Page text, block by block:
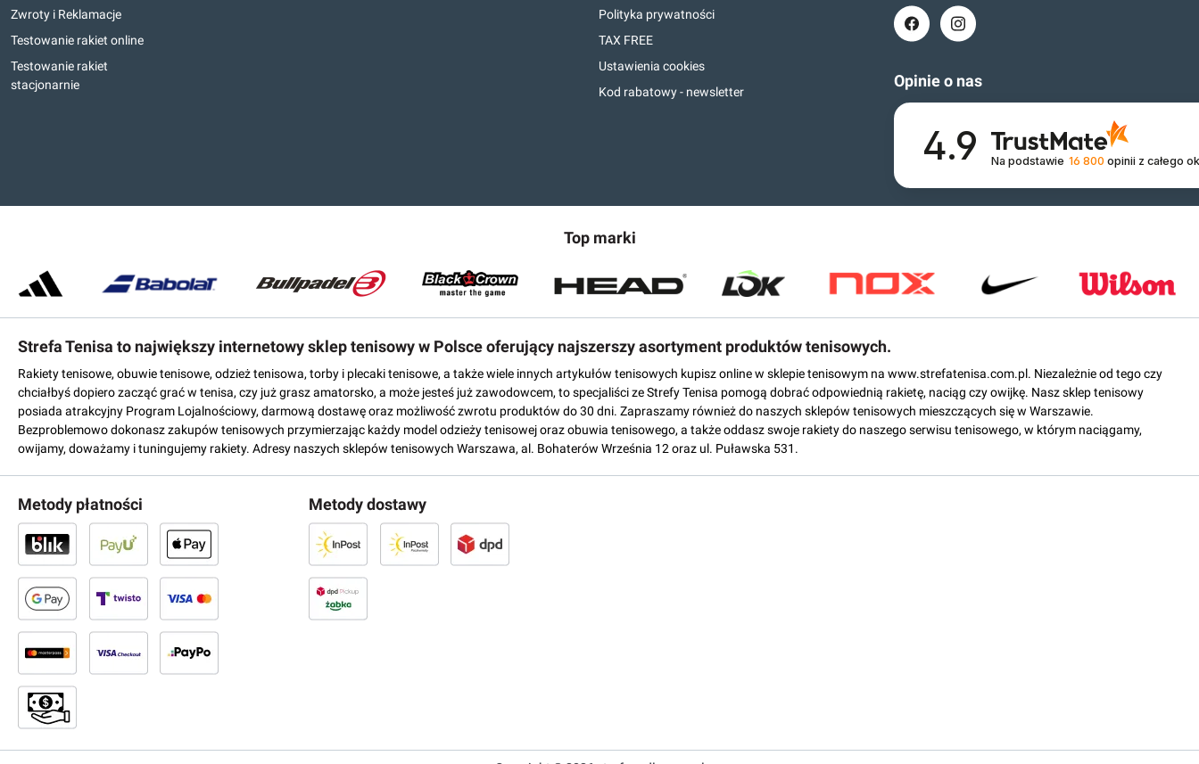
Zwroty i Reklamacje
Testowanie rakiet online
Testowanie rakiet
stacjonarnie
Polityka prywatności
TAX FREE
Ustawienia cookies
Kod rabatowy - newsletter
Opinie o nas
4.9 Na podstawie 16 800 opinii z całego
Top marki
Strefa Tenisa to największy internetowy sklep tenisowy w Polsce oferujący najszerszy asortyment produktów tenisowych.
Rakiety tenisowe, obuwie tenisowe, odzież tenisowa, torby i plecaki tenisowe, a także wiele innych artykułów tenisowych kupisz online w sklepie tenisowym na www.strefatenisa.com.pl. Niezależnie od tego czy
chciałbyś dopiero zacząć grać w tenisa, czy już grasz amatorsko, a może jesteś już zawodowcem, to specjaliści ze Strefy Tenisa pomogą dobrać odpowiednią rakietę, naciąg czy owijkę. Nasz sklep tenisowy
posiada atrakcyjny Program Lojalnościowy, darmową dostawę oraz możliwość zwrotu produktów do 30 dni. Zapraszamy również do naszych sklepów tenisowych mieszczących się w Warszawie.
Bezproblemowo dokonasz zakupów tenisowych przymierzając każdy model odzieży tenisowej oraz obuwia tenisowego, a także oddasz swoje rakiety do naszego serwisu tenisowego, w którym naciągamy,
owijamy, doważamy i tuningujemy rakiety. Adresy naszych sklepów tenisowych Warszawa, al. Bohaterów Września 12 oraz ul. Puławska 531.
Metody płatności Metody dostawy